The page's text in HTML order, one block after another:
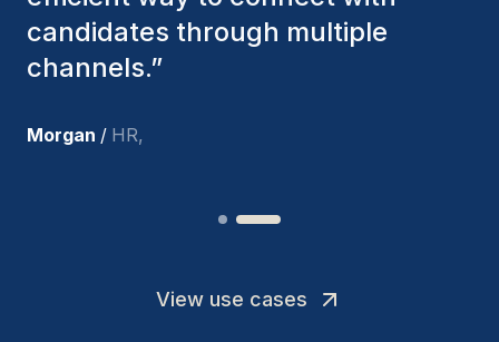
I’m truly pleased with the new
team members.
Joakin / Deputy-AMLCO
View use cases